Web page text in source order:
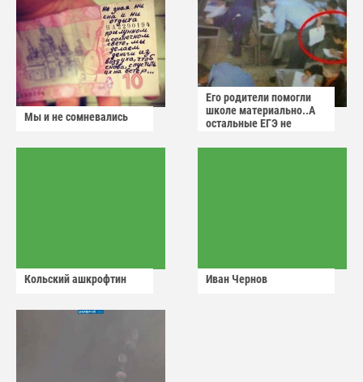
Мы и не сомневались
Его родители помогли
школе материально..А
остальные ЕГЭ не
Кольский ашкрофтин Иван Чернов